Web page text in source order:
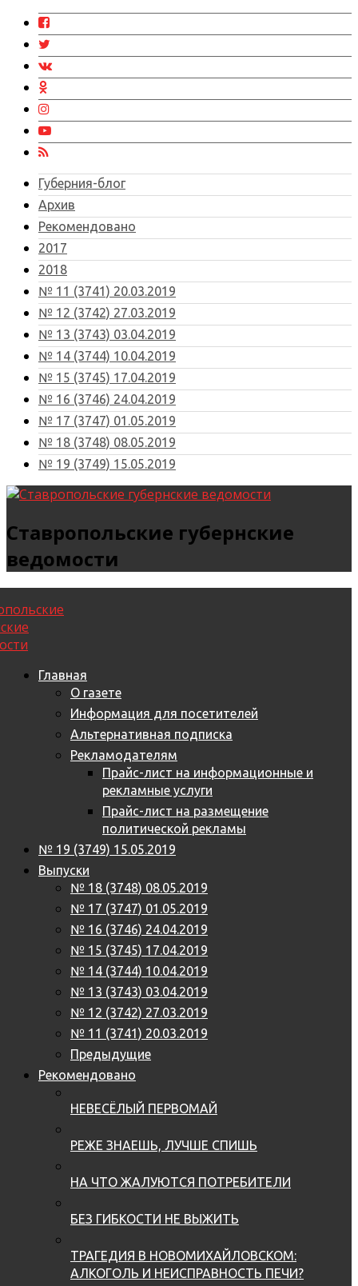
Губерния-блог
Архив
Рекомендовано
2017
2018
№ 11 (3741) 20.03.2019
№ 12 (3742) 27.03.2019
№ 13 (3743) 03.04.2019
№ 14 (3744) 10.04.2019
№ 15 (3745) 17.04.2019
№ 16 (3746) 24.04.2019
№ 17 (3747) 01.05.2019
№ 18 (3748) 08.05.2019
№ 19 (3749) 15.05.2019
Ставропольские губернские
ведомости
Главная
О газете
Информация для посетителей
Альтернативная подписка
Рекламодателям
Прайс-лист на информационные и
рекламные услуги
Прайс-лист на размещение
политической рекламы
№ 19 (3749) 15.05.2019
Выпуски
№ 18 (3748) 08.05.2019
№ 17 (3747) 01.05.2019
№ 16 (3746) 24.04.2019
№ 15 (3745) 17.04.2019
№ 14 (3744) 10.04.2019
№ 13 (3743) 03.04.2019
№ 12 (3742) 27.03.2019
№ 11 (3741) 20.03.2019
Предыдущие
Рекомендовано
НЕВЕСЁЛЫЙ ПЕРВОМАЙ
РЕЖЕ ЗНАЕШЬ, ЛУЧШЕ СПИШЬ
НА ЧТО ЖАЛУЮТСЯ ПОТРЕБИТЕЛИ
БЕЗ ГИБКОСТИ НЕ ВЫЖИТЬ
ТРАГЕДИЯ В НОВОМИХАЙЛОВСКОМ:
АЛКОГОЛЬ И НЕИСПРАВНОСТЬ ПЕЧИ?